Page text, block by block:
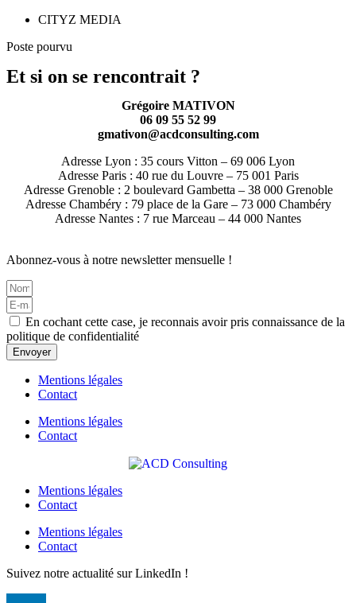
CITYZ MEDIA
Poste pourvu
Et si on se rencontrait ?
Grégoire MATIVON
06 09 55 52 99
gmativon@acdconsulting.com
Adresse Lyon : 35 cours Vitton – 69 006 Lyon
Adresse Paris : 40 rue du Louvre – 75 001 Paris
Adresse Grenoble : 2 boulevard Gambetta – 38 000 Grenoble
Adresse Chambéry : 79 place de la Gare – 73 000 Chambéry
Adresse Nantes : 7 rue Marceau – 44 000 Nantes
Abonnez-vous à notre newsletter mensuelle !
En cochant cette case, je reconnais avoir pris connaissance de la
politique de confidentialité
Envoyer
Mentions légales
Contact
Mentions légales
Contact
Mentions légales
Contact
Mentions légales
Contact
Suivez notre actualité sur LinkedIn !